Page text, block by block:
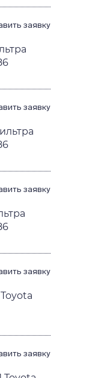
заявку
заявку
заявку
заявку
заявку